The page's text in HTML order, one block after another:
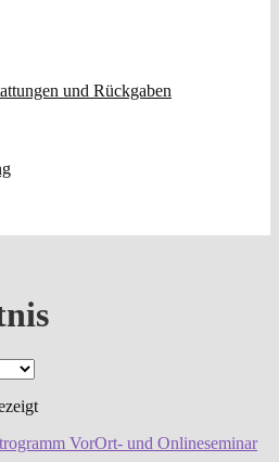
und Rückgaben